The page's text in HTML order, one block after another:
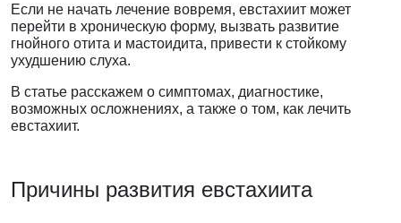
Если не начать лечение вовремя, евстахиит может
перейти в хроническую форму, вызвать развитие
гнойного отита и мастоидита, привести к стойкому
ухудшению слуха.
В статье расскажем о симптомах, диагностике,
возможных осложнениях, а также о том, как лечить
евстахиит.
Причины развития евстахиита